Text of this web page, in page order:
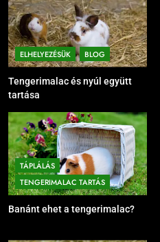
ELHELYEZÉSÜK BLOG
Tengerimalac és nyúl együtt
tartása
TÁPLÁLÁS
TENGERIMALAC TARTÁS
Banánt ehet a tengerimalac?